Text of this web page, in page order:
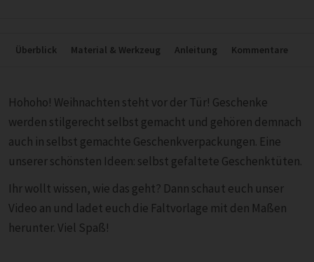
Überblick Material & Werkzeug Anleitung Kommentare
Hohoho! Weihnachten steht vor der Tür! Geschenke
werden stilgerecht selbst gemacht und gehören demnach
auch in selbst gemachte Geschenkverpackungen. Eine
unserer schönsten Ideen: selbst gefaltete Geschenktüten.
Ihr wollt wissen, wie das geht? Dann schaut euch unser
Video an und ladet euch die Faltvorlage mit den Maßen
herunter. Viel Spaß!